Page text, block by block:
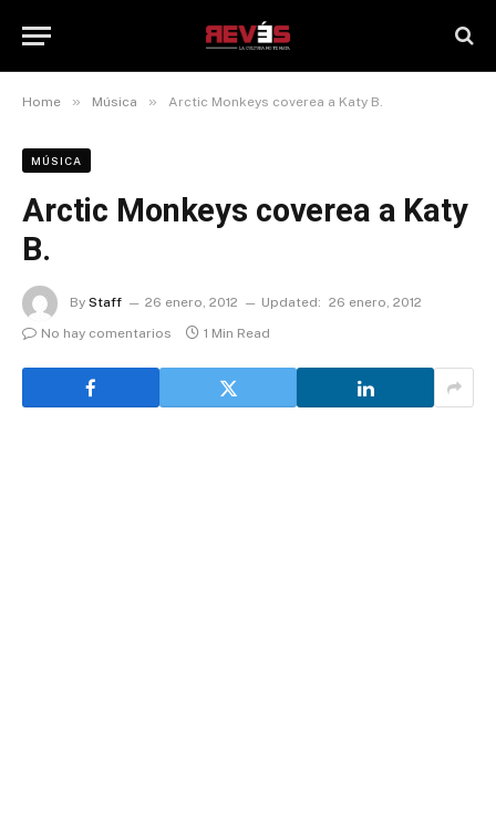
Home » Música » Arctic Monkeys coverea a Katy B.
MÚSICA
Arctic Monkeys coverea a Katy
B.
By Staff 26 enero, 2012 Updated: 26 enero, 2012
No hay comentarios
1 Min Read